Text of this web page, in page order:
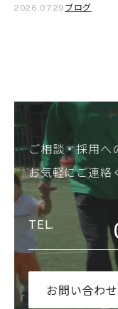
2026.07.29 ブログ
ご相談・採用へ
お気軽にご連絡
お問い合わ